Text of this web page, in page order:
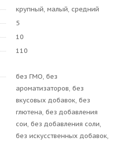
крупный, малый, средний
5
10
110
без ГМО, без
ароматизаторов, без
вкусовых добавок, без
глютена, без добавления
сои, без добавления соли,
без искусственных добавок,